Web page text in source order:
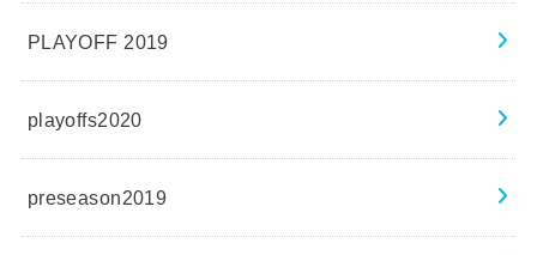
PLAYOFF 2019
playoffs2020
preseason2019